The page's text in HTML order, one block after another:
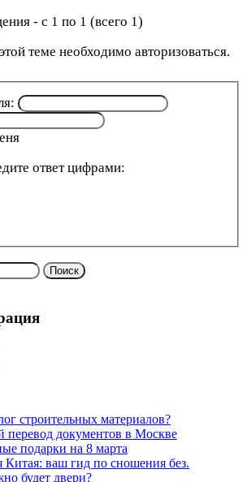
- с 1 по 1 (всего 1)
теме необходимо авторизоваться.
ответ цифрами:
строительных материалов?
перевод документов в Москве
подарки на 8 марта
Китая: ваш гид по сношения без.
будет двери?